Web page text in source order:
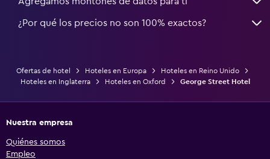
¿Por qué los precios no son 100% exactos?
Ofertas de hotel Hoteles en Europa
Hoteles en Reino Unido
Hoteles en Inglaterra
Hoteles en Oxford George Street Hotel
Nuestra empresa
Quiénes somos
Empleo